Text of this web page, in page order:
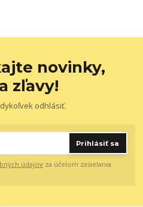
novinky,
zľavy!
odhlásiť.
Prihlásiť sa
údajov za účelom zasielania